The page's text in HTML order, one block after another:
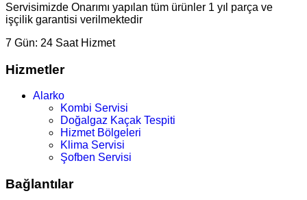
Servisimizde Onarımı yapılan tüm ürünler 1 yıl parça ve
işçilik garantisi verilmektedir
7 Gün: 24 Saat Hizmet
Hizmetler
Alarko
Kombi Servisi
Doğalgaz Kaçak Tespiti
Hizmet Bölgeleri
Klima Servisi
Şofben Servisi
Bağlantılar